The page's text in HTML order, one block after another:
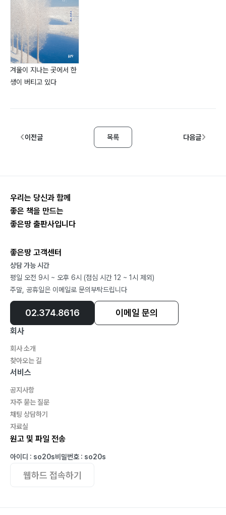
겨울이 지나는 곳에서 한
생이 버티고 있다
이전글 목록 다음글
우리는 당신과 함께
좋은 책을 만드는
좋은땅 출판사입니다
좋은땅 고객센터
상담 가능 시간
평일 오전 9시 ~ 오후 6시 (점심 시간 12 ~ 1시 제외)
주말, 공휴일은 이메일로 문의부탁드립니다
02.374.8616 이메일 문의
회사
회사 소개
찾아오는 길
서비스
공지사항
자주 묻는 질문
채팅 상담하기
자료실
원고 및 파일 전송
아이디 : so20s비밀번호 : so20s
웹하드 접속하기